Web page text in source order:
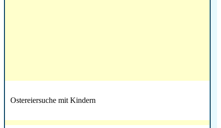
Ostereiersuche mit Kindern